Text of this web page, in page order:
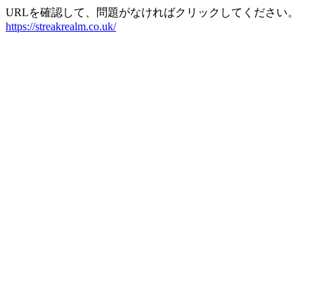
URLを確認して、問題がなければクリックしてください。
https://streakrealm.co.uk/